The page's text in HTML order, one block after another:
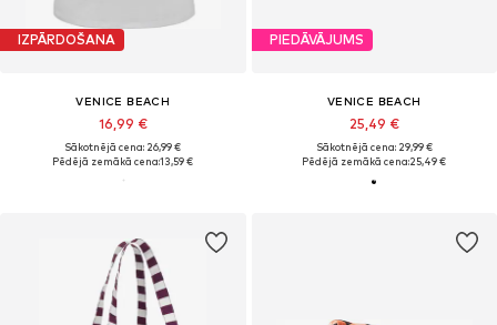
IZPĀRDOŠANA
VENICE BEACH
16,99 €
Sākotnējā cena: 26,99 €
Pēdējā zemākā cena:13,59 €
PIEDĀVĀJUMS
VENICE BEACH
25,49 €
Sākotnējā cena: 29,99 €
Pēdējā zemākā cena:25,49 €